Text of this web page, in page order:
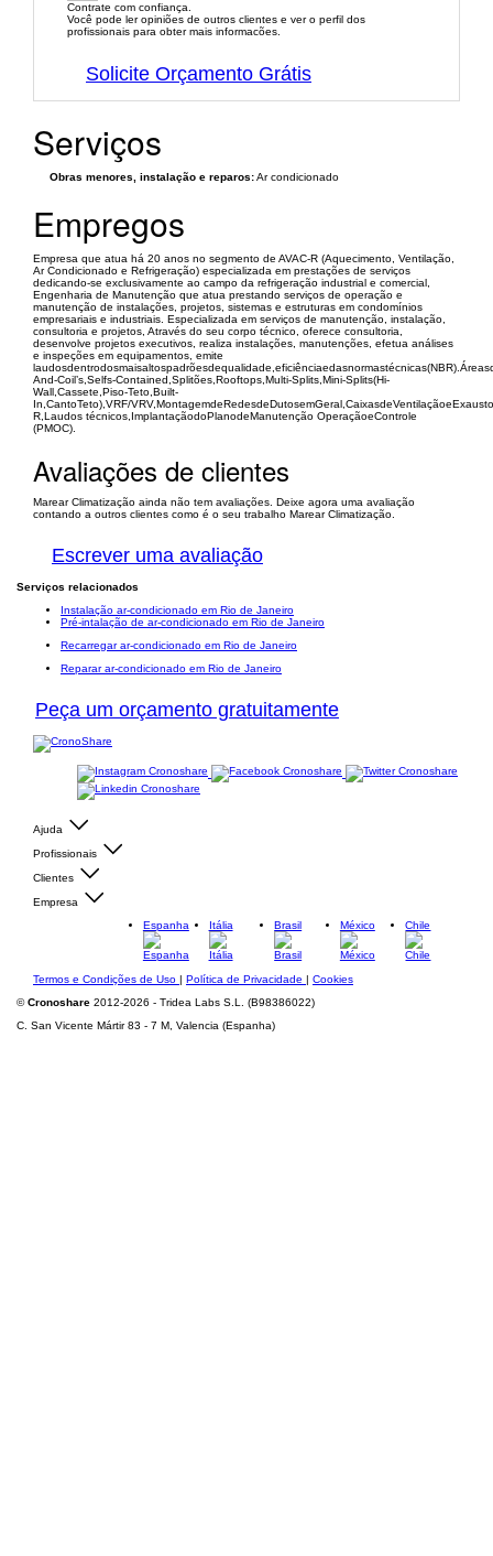
Contrate com confiança.
Você pode ler opiniões de outros clientes e ver o perfil dos
profissionais para obter mais informacões.
Solicite Orçamento Grátis
Serviços
Obras menores, instalação e reparos:Ar condicionado
Empregos
Empresa que atua há 20 anos no segmento de AVAC-R (Aquecimento, Ventilação,
Ar Condicionado e Refrigeração) especializada em prestações de serviços
dedicando-se exclusivamente ao campo da refrigeração industrial e comercial,
Engenharia de Manutenção que atua prestando serviços de operação e
manutenção de instalações, projetos, sistemas e estruturas em condomínios
empresariais e industriais. Especializada em serviços de manutenção, instalação,
consultoria e projetos, Através do seu corpo técnico, oferece consultoria,
desenvolve projetos executivos, realiza instalações, manutenções, efetua análises
e inspeções em equipamentos, emite
And-Coil’s,Selfs-Contained,Splitões,Rooftops,Multi-Splits,Mini-Splits(Hi-
Wall,Cassete,Piso-Teto,Built-
In,CantoTeto),VRF/
R,Laudos técnicos,ImplantaçãodoPlanodeManutenção OperaçãoeControle
(PMOC).
Avaliações de clientes
Marear Climatização ainda não tem avaliações. Deixe agora uma avaliação
contando a outros clientes como é o seu trabalho Marear Climatização.
Escrever uma avaliação
Serviços relacionados
Instalação ar-condicionado em Rio de Janeiro
Pré-intalação de ar-condicionado em Rio de Janeiro
Recarregar ar-condicionado em Rio de Janeiro
Reparar ar-condicionado em Rio de Janeiro
Peça um orçamento gratuitamente
Ajuda
Profissionais
Clientes
Empresa
Espanha
Itália Brasil México Chile
Termos e Condições de Uso | Política de Privacidade | Cookies
©Cronoshare 2012-2026 - Tridea Labs S.L. (B98386022)
C. San Vicente Mártir 83 - 7 M, Valencia (Espanha)